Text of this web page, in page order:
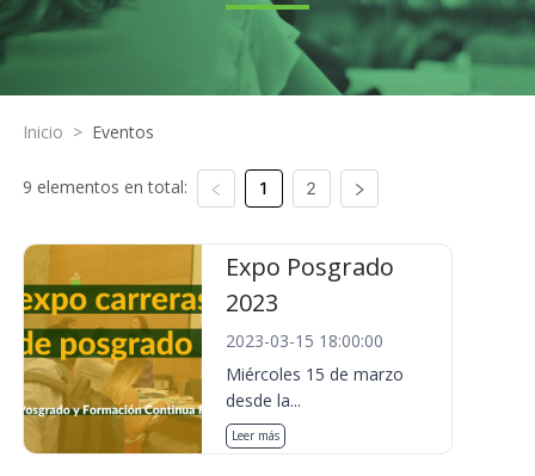
Inicio > Eventos
9 elementos en total: 1 2
Expo Posgrado
2023
2023-03-15 18:00:00
Miércoles 15 de marzo
desde la...
Leer más